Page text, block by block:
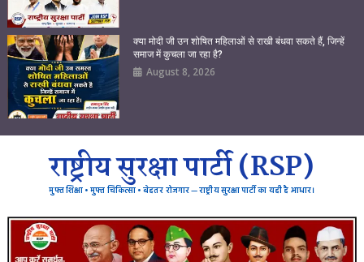
क्या मोदी जी उन शोषित महिलाओं से राखी बंधवा सकते हैं, जिन्हें
समाज में कुचला जा रहा है?
August 8, 2026
राष्ट्रीय सुरक्षा पार्टी (RSP)
मुफ्त शिक्षा • मुफ्त चिकित्सा • बेहतर रोजगार — राष्ट्रीय सुरक्षा पार्टी का यही है आधार।